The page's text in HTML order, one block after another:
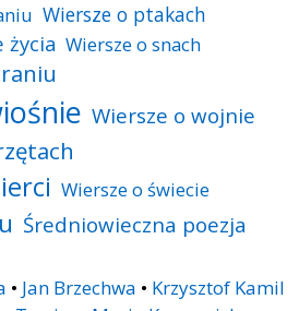
Wiersze o ptakach
życia Wiersze o snach
Wiersze o wojnie
Wiersze o świecie
Średniowieczna poezja
• Jan Brzechwa • Krzysztof Kamil